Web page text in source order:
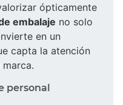
ópticamente
embalaje no solo
en un
capta la atención
personal